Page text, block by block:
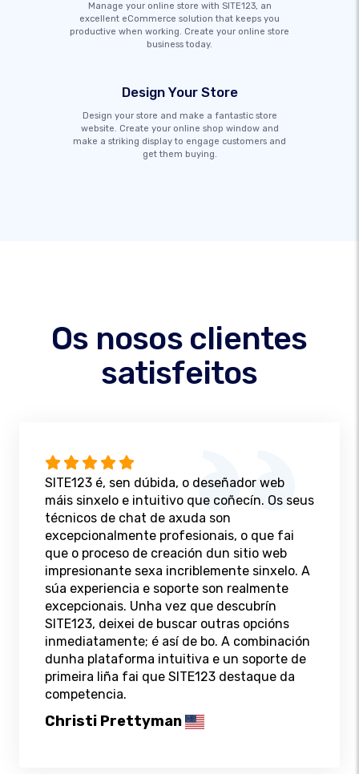
Manage your online store with SITE123, an
excellent eCommerce solution that keeps you
productive when working. Create your online store
business today.
Design Your Store
Design your store and make a fantastic store
website. Create your online shop window and
make a striking display to engage customers and
get them buying.
Os nosos clientes
satisfeitos
SITE123 é, sen dúbida, o deseñador web
máis sinxelo e intuitivo que coñecín. Os seus
técnicos de chat de axuda son
excepcionalmente profesionais, o que fai
que o proceso de creación dun sitio web
impresionante sexa incriblemente sinxelo. A
súa experiencia e soporte son realmente
excepcionais. Unha vez que descubrín
SITE123, deixei de buscar outras opcións
inmediatamente; é así de bo. A combinación
dunha plataforma intuitiva e un soporte de
primeira liña fai que SITE123 destaque da
competencia.
Christi Prettyman